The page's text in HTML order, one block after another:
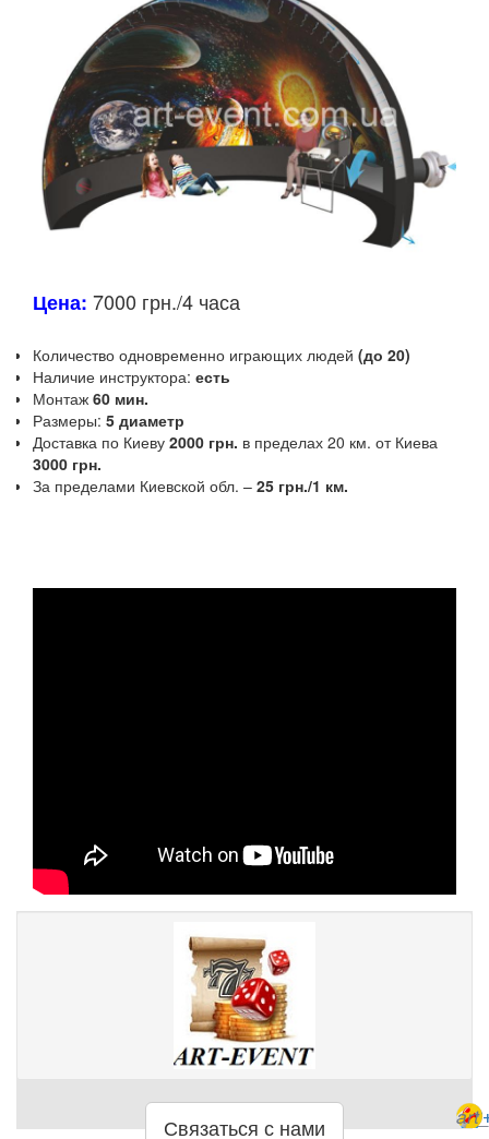
Цена: 7000 грн./4 часа
Количество одновременно играющих людей (до 20)
Наличие инструктора: есть
Монтаж 60 мин.
Размеры: 5 диаметр
Доставка по Киеву 2000 грн. в пределах 20 км. от Киева
3000 грн.
За пределами Киевской обл. – 25 грн./1 км.
Связаться с нами